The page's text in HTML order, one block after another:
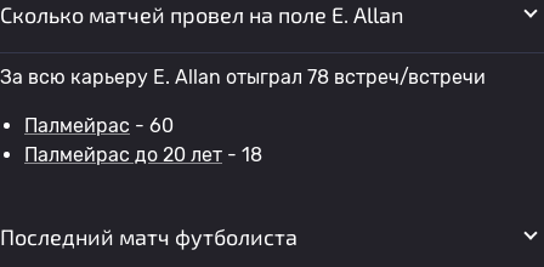
Сколько матчей провел на поле E. Allan
За всю карьеру E. Allan отыграл 78 встреч/встречи
Палмейрас - 60
Палмейрас до 20 лет - 18
Последний матч футболиста